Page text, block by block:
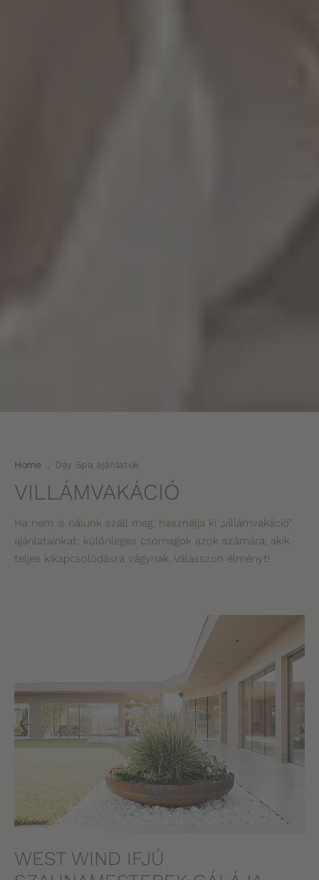
Home . Day Spa ajánlatok
VILLÁMVAKÁCIÓ
Ha nem is nálunk száll meg, használja ki „villámvakáció”
ajánlatainkat: különleges csomagok azok számára, akik
teljes kikapcsolódásra vágynak. Válasszon élményt!
WEST WIND IFJÚ